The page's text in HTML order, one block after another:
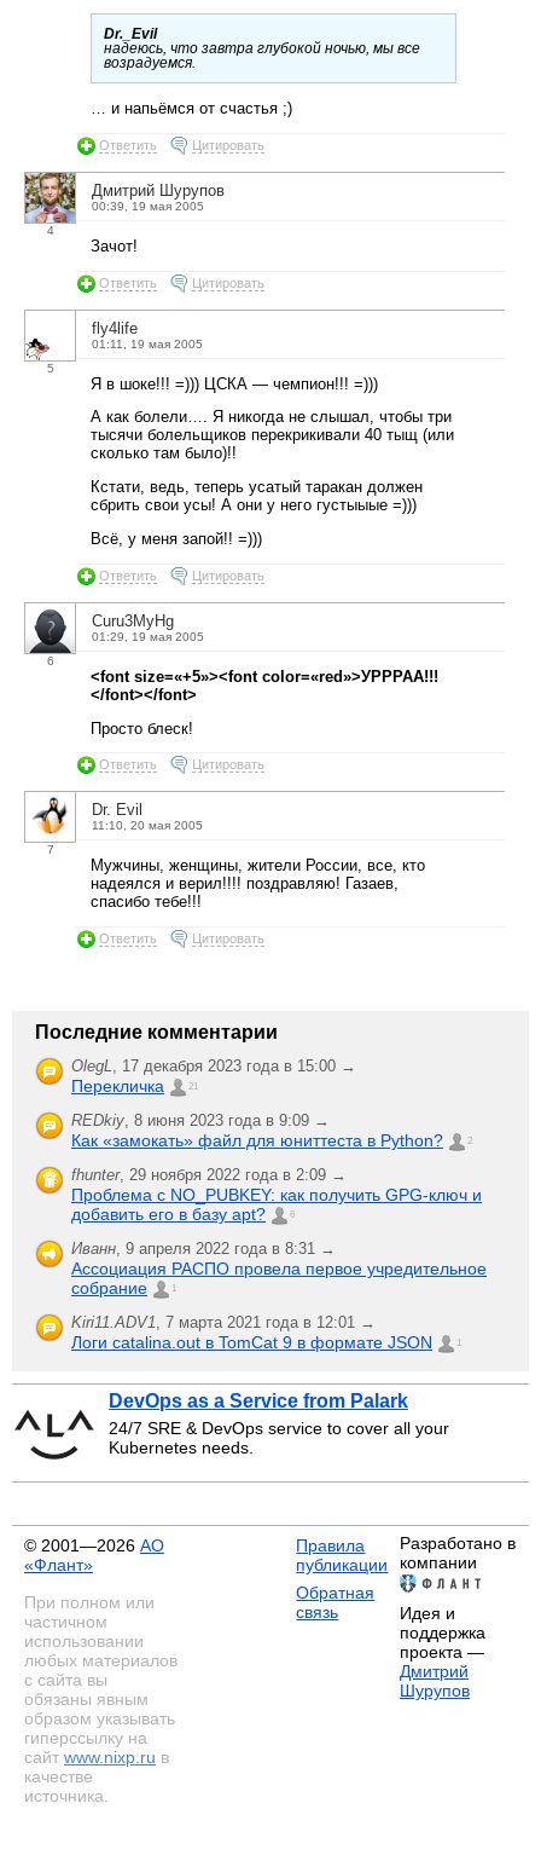
Dr._Evil
надеюсь, что завтра глубокой ночью, мы все
возрадуемся.
… и напьёмся от счастья ;)
Ответить Цитировать
4
Дмитрий Шурупов
00:39, 19 мая 2005
Зачот!
Ответить Цитировать
5
fly4life
01:11, 19 мая 2005
Я в шоке!!! =))) ЦСКА — чемпион!!! =)))
А как болели…. Я никогда не слышал, чтобы три
тысячи болельщиков перекрикивали 40 тыщ (или
сколько там было)!!
Кстати, ведь, теперь усатый таракан должен
сбрить свои усы! А они у него густыыые =)))
Всё, у меня запой!! =)))
Ответить Цитировать
6
Curu3MyHg
01:29, 19 мая 2005
<font size=«+5»><font color=«red»>УРРРАА!!!
</font></font>
Просто блеск!
Ответить Цитировать
7
Dr. Evil
11:10, 20 мая 2005
Мужчины, женщины, жители России, все, кто
надеялся и верил!!!! поздравляю! Газаев,
спасибо тебе!!!
Ответить Цитировать
Последние комментарии
OlegL, 17 декабря 2023 года в 15:00 →
Перекличка 21
REDkiy, 8 июня 2023 года в 9:09 →
Как «замокать» файл для юниттеста в Python? 2
fhunter, 29 ноября 2022 года в 2:09 →
Проблема с NO_PUBKEY: как получить GPG-ключ и
добавить его в базу apt?
6
Иванн, 9 апреля 2022 года в 8:31 →
Ассоциация РАСПО провела первое учредительное
собрание
1
Kiri11.ADV1, 7 марта 2021 года в 12:01 →
Логи catalina.out в TomCat 9 в формате JSON 1
DevOps as a Service from Palark
24/7 SRE & DevOps service to cover all your
Kubernetes needs.
© 2001—2026 АО
«Флант»
При полном или
частичном
использовании
любых материалов
с сайта вы
обязаны явным
образом указывать
гиперссылку на
сайт www.nixp.ru в
качестве
источника.
Правила
публикации
Обратная
связь
Разработано в
компании
Идея и
поддержка
проекта —
Дмитрий
Шурупов